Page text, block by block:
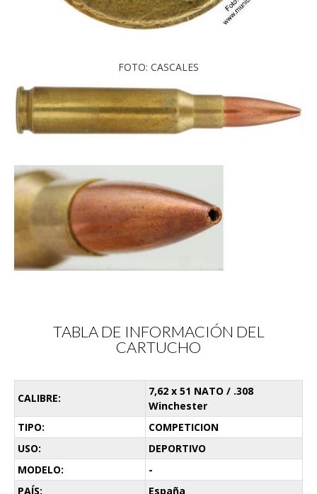
FOTO: CASCALES
TABLA DE INFORMACIÓN DEL
CARTUCHO
CALIBRE:
7,62 x 51 NATO / .308
Winchester
TIPO:
COMPETICION
USO:
DEPORTIVO
MODELO:
-
PAÍS:
España